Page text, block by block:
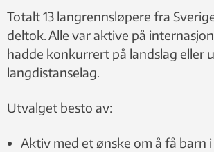
Totalt 13 langrennsløpere fra
deltok. Alle var aktive på
hadde konkurrert på landslag eller
langdistanselag.
Utvalget besto av:
Aktiv med et ønske om å få barn